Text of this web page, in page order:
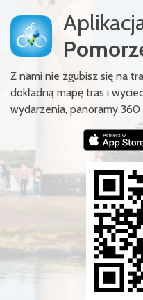
Z nami nie zgubisz się na
dokładną mapę tras i
wydarzenia, panoramy 360